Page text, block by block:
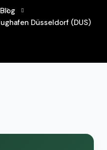
Blog
Düsseldorf (DUS)